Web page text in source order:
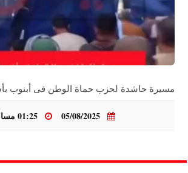
مسيرة حاشدة لحزب حماة الوطن فى أبنوب